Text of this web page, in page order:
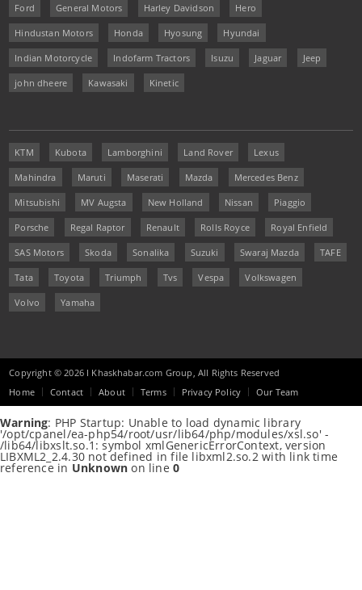
Ford General Motors Harley Davidson Hero
Hindustan Motors Honda Hyosung Hyundai
Indian Motorcycle Indofarm Tractors Isuzu Jaguar Jeep
john dheere Kawasaki Kinetic
KTM Kubota Lamborghini Land Rover Lexus
Mahindra Maruti Maserati Mazda Mercedes Benz
Mitsubishi MV Augsta New Holland Nissan Piaggio
Porsche Regal Raptor Renault Rolls Royce Royal Enfield
SAS Motors Skoda Sonalika Suzuki Swaraj Mazda TAFE
Tata Toyota Triumph Tvs Vespa Volkswagen
Volvo Yamaha
Copyright © 2026 I Khaskhabar.com Group, All Rights Reserved
Home
Contact About Terms Privacy Policy Our Team
Warning: PHP Startup: Unable to load dynamic library
'/opt/cpanel/ea-php54/root/usr/lib64/php/modules/xsl.so' -
/lib64/libxslt.so.1: symbol xmlGenericErrorContext, version
LIBXML2_2.4.30 not defined in file libxml2.so.2 with link time
reference in Unknown on line0